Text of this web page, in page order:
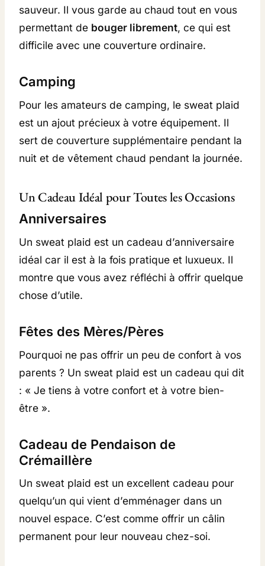
sauveur. Il vous garde au chaud tout en vous
permettant de bouger librement, ce qui est
difficile avec une couverture ordinaire.
Camping
Pour les amateurs de camping, le sweat plaid
est un ajout précieux à votre équipement. Il
sert de couverture supplémentaire pendant la
nuit et de vêtement chaud pendant la journée.
Un Cadeau Idéal pour Toutes les Occasions
Anniversaires
Un sweat plaid est un cadeau d’anniversaire
idéal car il est à la fois pratique et luxueux. Il
montre que vous avez réfléchi à offrir quelque
chose d’utile.
Fêtes des Mères/Pères
Pourquoi ne pas offrir un peu de confort à vos
parents ? Un sweat plaid est un cadeau qui dit
: « Je tiens à votre confort et à votre bien-
être ».
Cadeau de Pendaison de
Crémaillère
Un sweat plaid est un excellent cadeau pour
quelqu’un qui vient d’emménager dans un
nouvel espace. C’est comme offrir un câlin
permanent pour leur nouveau chez-soi.